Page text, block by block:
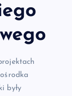
były